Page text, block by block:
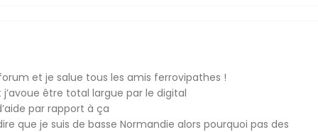
et je salue tous les amis ferrovipathes !
être total largue par le digital
par rapport à ça
que je suis de basse Normandie alors pourquoi pas des